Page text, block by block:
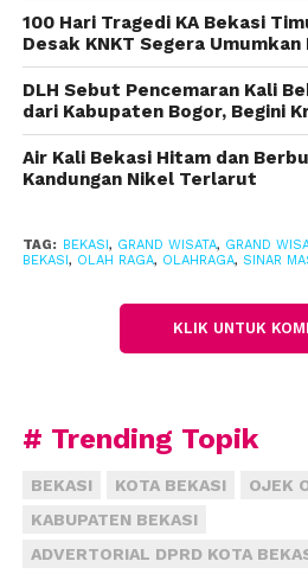
Prasetijo mengatakan,
akan dibuat berbagai ruang
dari kolam renang, lapangan
kebugaran dan ruang aktivitas
Seluruh fasilitas yang masih
standar internasional dengan
infrastruktur dan pelatih
“Ini dilakukan untuk
keamanan masyarakat yang
Sementara itu, Founder KYZN
pihaknya melihat bahwa
terus berkembang mengikuti
minat di masyarakat.
100 Hari Tragedi KA Bekasi
Desak KNKT Segera
DLH Sebut Pencemaran Kali
dari Kabupaten Bogor, Begini
Air Kali Bekasi Hitam dan
Kandungan Nikel Terlarut
TAG: BEKASI , GRAND WISATA, GRAND
BEKASI , OLAH RAGA, OLAHRAGA, SINAR
KLIK UNTUK
# Trending Topik
BEKASI KOTA BEKASI OJEK
KABUPATEN BEKASI
ADVERTORIAL DPRD KOTA